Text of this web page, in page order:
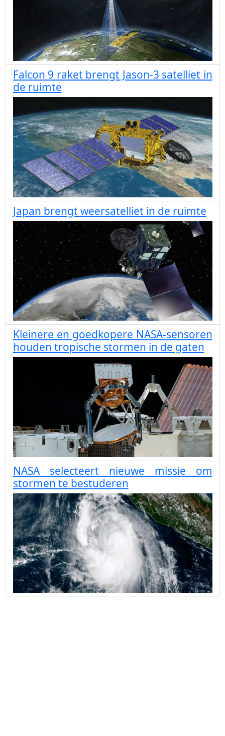
Falcon 9 raket brengt Jason-3 satelliet in
de ruimte
Japan brengt weersatelliet in de ruimte
Kleinere en goedkopere NASA-sensoren
houden tropische stormen in de gaten
NASA selecteert nieuwe missie om
stormen te bestuderen